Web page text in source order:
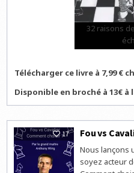
32 raisons
Télécharger ce livre à 7,99 €
Disponible en broché à 13€ à
17 Fou vs
Nous lançons
soyez acteur